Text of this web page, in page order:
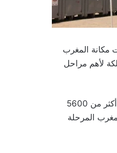
إفريقيا وأوروبا أن مناورات “الأسد الإفريقي 2026” كرست مكانة المغرب
لأهم مراحل
وشهدت نسخة 2026 من مناورات “African Lion”، التي جرت بين 20 أبريل و8 ماي، مشاركة أكثر من 5600
احتضن المغرب المرحلة